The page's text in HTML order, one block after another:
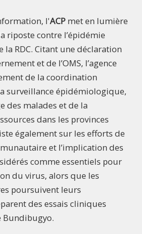
l'ACP met en lumière
riposte contre l’épidémie
la RDC. Citant une déclaration
et de l’OMS, l’agence
de la coordination
surveillance épidémiologique,
des malades et de la
dans les provinces
également sur les efforts de
et l’implication des
comme essentiels pour
du virus, alors que les
poursuivent leurs
des essais cliniques
Bundibugyo.